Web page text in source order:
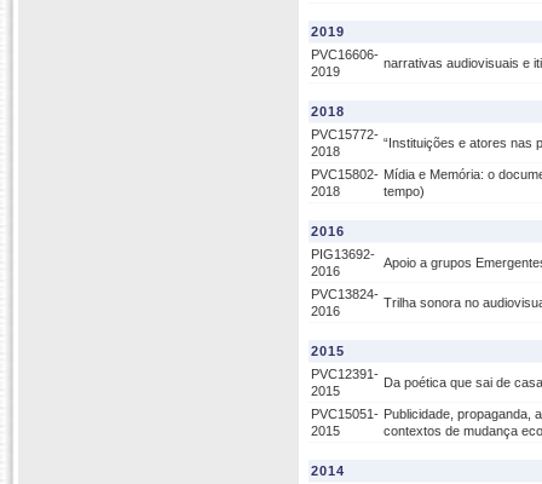
2019
PVC16606-
2019
narrativas audiovisuais e
2018
PVC15772-
2018
“Instituições e atores nas
PVC15802-
2018
Mídia e Memória: o
tempo)
2016
PIG13692-
2016
Apoio a grupos
PVC13824-
2016
Trilha sonora no
2015
PVC12391-
2015
Da poética que sai de
PVC15051-
2015
Publicidade, propaganda,
contextos de mudança
2014